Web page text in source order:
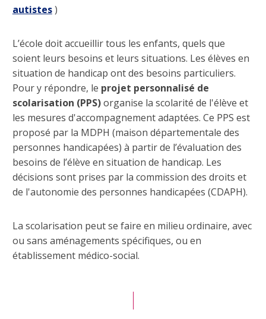
autistes)
L’école doit accueillir tous les enfants, quels que
soient leurs besoins et leurs situations. Les élèves en
situation de handicap ont des besoins particuliers.
Pour y répondre, le projet personnalisé de
scolarisation (PPS)organise la scolarité de l'élève et
les mesures d'accompagnement adaptées. Ce PPS est
proposé par la MDPH (maison départementale des
personnes handicapées) à partir de l’évaluation des
besoins de l’élève en situation de handicap. Les
décisions sont prises par la commission des droits et
de l'autonomie des personnes handicapées (CDAPH).
La scolarisation peut se faire en milieu ordinaire, avec
ou sans aménagements spécifiques, ou en
établissement médico-social.